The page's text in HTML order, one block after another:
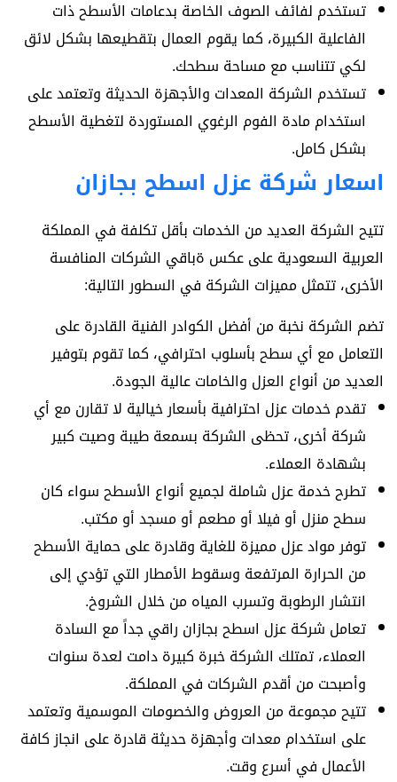
تستخدم لفائف الصوف الخاصة بدعامات الأسطح ذات
الفاعلية الكبيرة، كما يقوم العمال بتقطيعها بشكل لائق
لكي تتناسب مع مساحة سطحك.
تستخدم الشركة المعدات والأجهزة الحديثة وتعتمد على
استخدام مادة الفوم الرغوي المستوردة لتغطية الأسطح
بشكل كامل.
اسعار شركة عزل اسطح بجازان
تتيح الشركة العديد من الخدمات بأقل تكلفة في المملكة
العربية السعودية على عكس ةباقي الشركات المنافسة
الأخرى، تتمثل مميزات الشركة في السطور التالية:
تضم الشركة نخبة من أفضل الكوادر الفنية القادرة على
التعامل مع أي سطح بأسلوب احترافي، كما تقوم بتوفير
العديد من أنواع العزل والخامات عالية الجودة.
تقدم خدمات عزل احترافية بأسعار خيالية لا تقارن مع أي
شركة أخرى، تحظى الشركة بسمعة طيبة وصيت كبير
بشهادة العملاء.
تطرح خدمة عزل شاملة لجميع أنواع الأسطح سواء كان
سطح منزل أو فيلا أو مطعم أو مسجد أو مكتب.
توفر مواد عزل مميزة للغاية وقادرة على حماية الأسطح
من الحرارة المرتفعة وسقوط الأمطار التي تؤدي إلى
انتشار الرطوبة وتسرب المياه من خلال الشروخ.
تعامل شركة عزل اسطح بجازان راقي جداً مع السادة
العملاء، تمتلك الشركة خبرة كبيرة دامت لعدة سنوات
وأصبحت من أقدم الشركات في المملكة.
تتيح مجموعة من العروض والخصومات الموسمية وتعتمد
على استخدام معدات وأجهزة حديثة قادرة على انجاز كافة
الأعمال في أسرع وقت.